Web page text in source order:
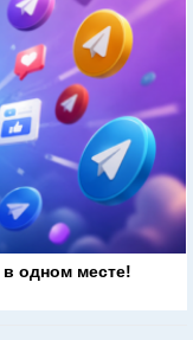
одном месте!